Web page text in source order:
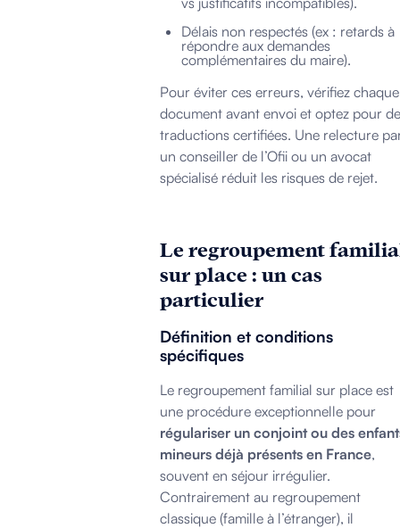
Délais non respectés (ex : retards à
répondre aux demandes
complémentaires du maire).
Pour éviter ces erreurs, vérifiez chaque
document avant envoi et optez pour
traductions certifiées. Une relecture
un conseiller de l’Ofii ou un avocat
spécialisé réduit les risques de rejet.
Le regroupement
sur place : un cas
particulier
Définition et conditions
spécifiques
Le regroupement familial sur place est
une procédure exceptionnelle pour
régulariser un conjoint ou des
mineurs déjà présents en France,
souvent en séjour irrégulier.
Contrairement au regroupement
classique (famille à l’étranger), il